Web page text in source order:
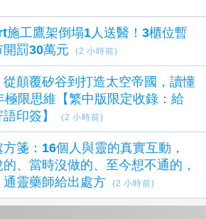
工鷹架倒塌1人送醫！3櫃位暫
罰30萬元
(2 小時前)
顛覆矽谷到打造太空帝國，讀懂
極限思維【繁中版限定收錄：給
印簽】
(2 小時前)
箋：16個人與靈的真實互動，
、當時沒做的、至今想不通的，
靈藥師給出處方
(2 小時前)